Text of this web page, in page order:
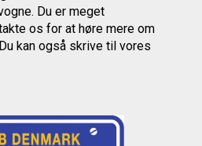
Du er meget
os for at høre mere om
Du kan også skrive til vores